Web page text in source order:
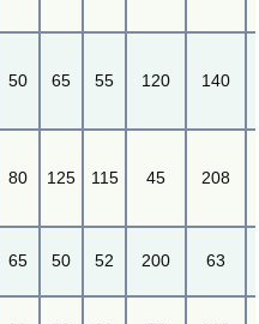
50 65 55 120 140
80 125 115 45 208
65 50 52 200 63